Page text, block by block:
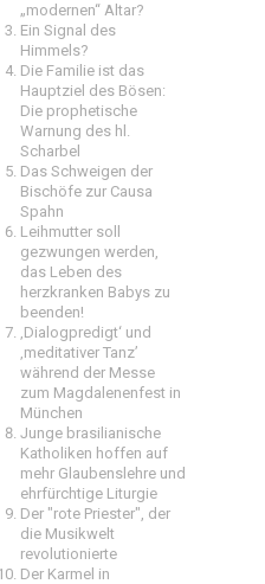
„modernen“ Altar?
Ein Signal des
Himmels?
Die Familie ist das
Hauptziel des Bösen:
Die prophetische
Warnung des hl.
Scharbel
Das Schweigen der
Bischöfe zur Causa
Spahn
Leihmutter soll
gezwungen werden,
das Leben des
herzkranken Babys zu
beenden!
‚Dialogpredigt‘ und
‚meditativer Tanz’
während der Messe
zum Magdalenenfest in
München
Junge brasilianische
Katholiken hoffen auf
mehr Glaubenslehre und
ehrfürchtige Liturgie
Der "rote Priester", der
die Musikwelt
revolutionierte
Der Karmel in